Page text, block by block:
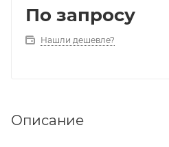
По запросу
Нашли дешевле?
Описание